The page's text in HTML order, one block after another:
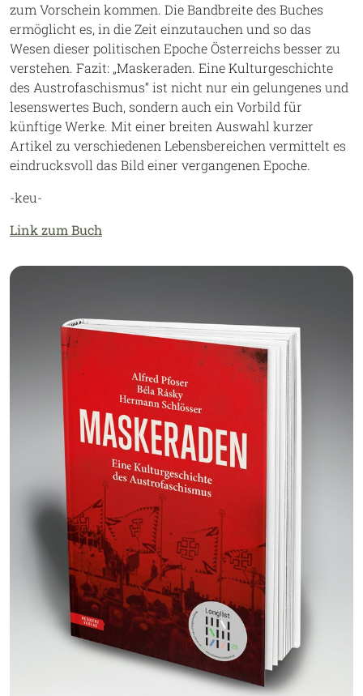
zum Vorschein kommen. Die Bandbreite des Buches
ermöglicht es, in die Zeit einzutauchen und so das
Wesen dieser politischen Epoche Österreichs besser zu
verstehen. Fazit: „Maskeraden. Eine Kulturgeschichte
des Austrofaschismus“ ist nicht nur ein gelungenes und
lesenswertes Buch, sondern auch ein Vorbild für
künftige Werke. Mit einer breiten Auswahl kurzer
Artikel zu verschiedenen Lebensbereichen vermittelt es
eindrucksvoll das Bild einer vergangenen Epoche.
-keu-
Link zum Buch